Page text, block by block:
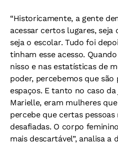
“Historicamente, a gente
acessar certos lugares,
seja o escolar. Tudo foi
tinham esse acesso.
nisso e nas estatísticas de
poder, percebemos que são
espaços. E tanto no caso
Marielle, eram mulheres
percebe que certas
desafiadas. O corpo
mais descartável”, analisa a